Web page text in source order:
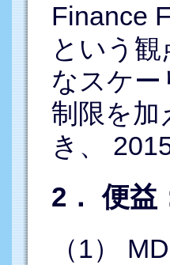
Finance
という
なスケー
制限を加
き、
2． 便益
（1）